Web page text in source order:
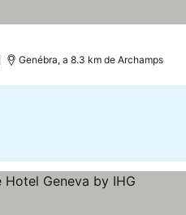
Genébra, a 8.3 km de Archamps